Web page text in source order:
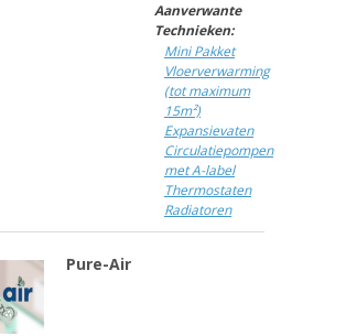
Aanverwante
Technieken:
Mini Pakket
Vloerverwarming
(tot maximum
15m²)
Expansievaten
Circulatiepompen
met A-label
Thermostaten
Radiatoren
Pure-Air